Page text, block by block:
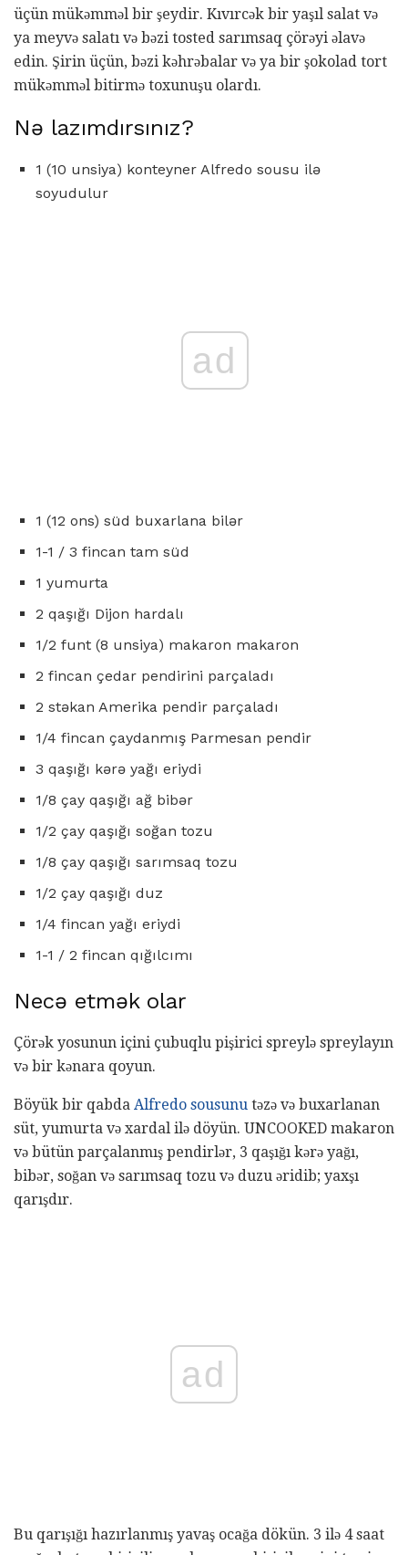
üçün mükəmməl bir şeydir. Kıvırcək bir yaşıl salat və
ya meyvə salatı və bəzi tosted sarımsaq çörəyi əlavə
edin. Şirin üçün, bəzi kəhrəbalar və ya bir şokolad tort
mükəmməl bitirmə toxunuşu olardı.
Nə lazımdırsınız?
1 (10 unsiya) konteyner Alfredo sousu ilə
soyudulur
ad
1 (12 ons) süd buxarlana bilər
1-1 / 3 fincan tam süd
1 yumurta
2 qaşığı Dijon hardalı
1/2 funt (8 unsiya) makaron makaron
2 fincan çedar pendirini parçaladı
2 stəkan Amerika pendir parçaladı
1/4 fincan çaydanmış Parmesan pendir
3 qaşığı kərə yağı eriydi
1/8 çay qaşığı ağ bibər
1/2 çay qaşığı soğan tozu
1/8 çay qaşığı sarımsaq tozu
1/2 çay qaşığı duz
1/4 fincan yağı eriydi
1-1 / 2 fincan qığılcımı
Necə etmək olar
Çörək yosunun içini çubuqlu pişirici spreylə spreylayın
və bir kənara qoyun.
Böyük bir qabda Alfredo sousunu təzə və buxarlanan
süt, yumurta və xardal ilə döyün. UNCOOKED makaron
və bütün parçalanmış pendirlər, 3 qaşığı kərə yağı,
bibər, soğan və sarımsaq tozu və duzu əridib; yaxşı
qarışdır.
ad
Bu qarışığı hazırlanmış yavaş ocağa dökün. 3 ilə 4 saat